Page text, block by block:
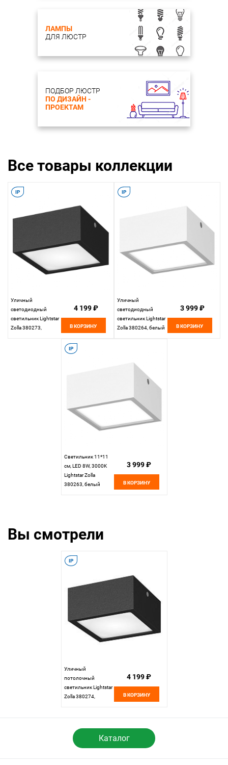
ЛАМПЫ
ДЛЯ ЛЮСТР
ПОДБОР ЛЮСТР
ПО ДИЗАЙН -
ПРОЕКТАМ
Все товары коллекции
IP
Уличный
светодиодный
светильник Lightstar
Zolla 380273,
4 199 ₽
В КОРЗИНУ
IP
Уличный
светодиодный
светильник Lightstar
Zolla 380264, белый
3 999 ₽
В КОРЗИНУ
IP
Светильник 11*11
см, LED 8W, 3000K
Lightstar Zolla
380263, белый
3 999 ₽
В КОРЗИНУ
Вы смотрели
IP
Уличный
потолочный
светильник Lightstar
Zolla 380274,
4 199 ₽
В КОРЗИНУ
Каталог